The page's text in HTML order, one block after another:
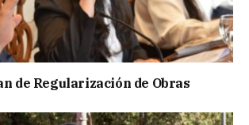
de Regularización de Obras